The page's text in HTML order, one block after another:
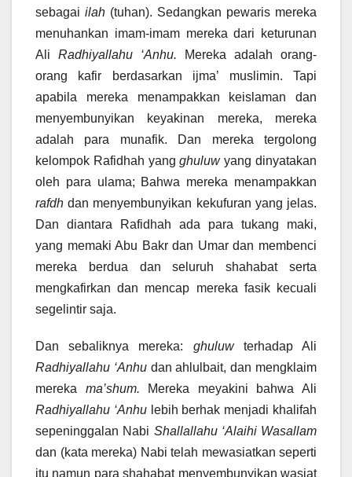
sebagai ilah (tuhan). Sedangkan pewaris mereka
menuhankan imam-imam mereka dari keturunan
Ali Radhiyallahu ‘Anhu.
Mereka adalah orang-
orang kafir berdasarkan ijma’ muslimin. Tapi
apabila mereka menampakkan keislaman dan
menyembunyikan keyakinan mereka, mereka
adalah para munafik. Dan mereka tergolong
kelompok Rafidhah yangghuluwyang dinyatakan
oleh para ulama; Bahwa mereka menampakkan
rafdhdan menyembunyikan kekufuran yang jelas.
Dan diantara Rafidhah ada para tukang maki,
yang memaki Abu Bakr dan Umar dan membenci
mereka berdua dan seluruh shahabat serta
mengkafirkan dan mencap mereka fasik kecuali
segelintir saja.
Dan sebaliknya mereka: ghuluw terhadap Ali
Radhiyallahu ‘Anhu dan ahlulbait, dan mengklaim
mereka ma’shum.
Mereka meyakini bahwa Ali
Radhiyallahu ‘Anhu lebih berhak menjadi khalifah
sepeninggalan Nabi Shallallahu ‘Alaihi Wasallam
dan (kata mereka) Nabi telah mewasiatkan seperti
itu namun para shahabat menyembunyikan wasiat